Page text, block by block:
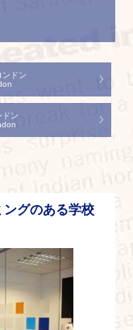
ンドン
ドン
グのある学校